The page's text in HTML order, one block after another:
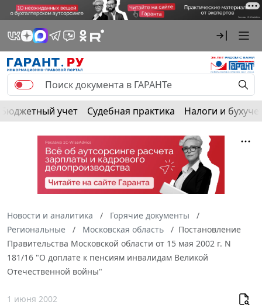
Бюджетный учет Судебная практика Налоги и
Новости и аналитика
Горячие документы
Региональные
Московская область
Постановление
Правительства Московской области от 15 мая 2002 г. N
181/16 "О доплате к пенсиям инвалидам Великой
Отечественной войны"
1 июня 2002